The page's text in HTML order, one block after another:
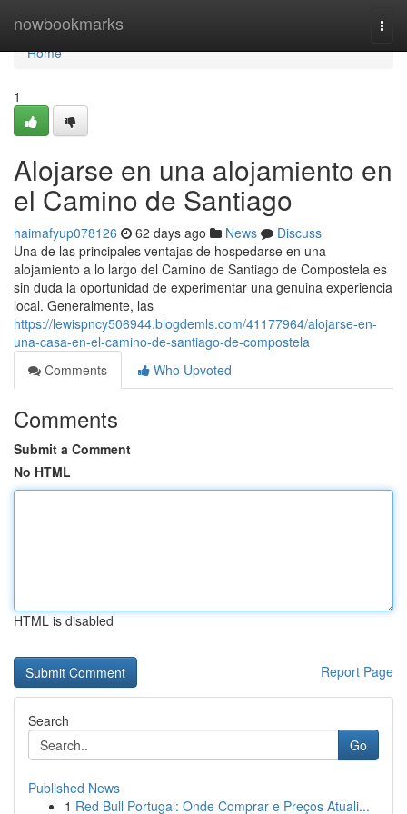
nowbookmarks
Home
Home
1
Alojarse en una alojamiento en
el Camino de Santiago
haimafyup078126 62 days ago News
Discuss
Una de las principales ventajas de hospedarse en una
alojamiento a lo largo del Camino de Santiago de Compostela es
sin duda la oportunidad de experimentar una genuina experiencia
local. Generalmente, las
https://lewispncy506944.blogdemls.com/41177964/alojarse-en-
una-casa-en-el-camino-de-santiago-de-compostela
Comments
Who Upvoted
Comments
Submit a Comment
No HTML
HTML is disabled
Report Page
Search
Go
Published News
1 Red Bull Portugal: Onde Comprar e Preços Atuali...